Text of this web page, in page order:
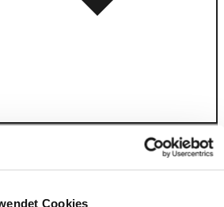
Cookies